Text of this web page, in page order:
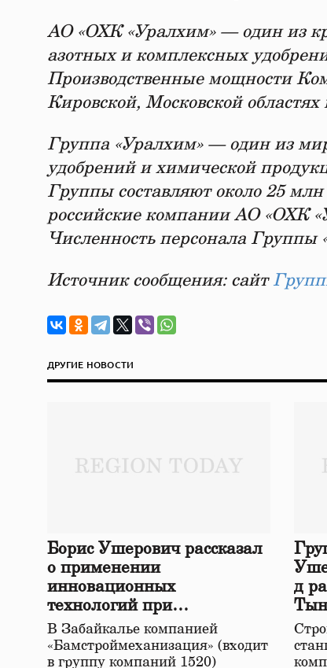
АО «ОХК «Уралхим» — один из
азотных и комплексных
Производственные мощности
Кировской, Московской
Группа «Уралхим» — один из
удобрений и химической
Группы составляют около 25
российские компании АО «ОХК
Численность персонала Группы
Источник сообщения: сайт
ДРУГИЕ НОВОСТИ
Борис Ушерович рассказал
о применении
инновационных
технологий при
строительстве нового моста
в Забайкалье
В Забайкалье компанией
«Бамстроймеханизация» (входит
в группу компаний 1520)
д